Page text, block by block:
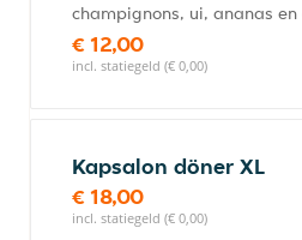
champignons, ui, ananas en
€ 12,00
incl. statiegeld (€ 0,00)
Kapsalon döner XL
€ 18,00
incl. statiegeld (€ 0,00)